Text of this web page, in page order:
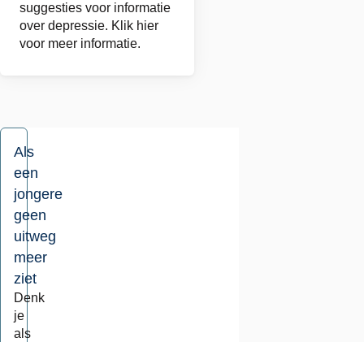
suggesties voor informatie
over depressie. Klik hier
voor meer informatie.
depressie
Als
een
jongere
geen
uitweg
meer
ziet
Denk
je
als